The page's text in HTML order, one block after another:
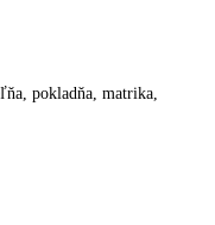
pokladňa, matrika,